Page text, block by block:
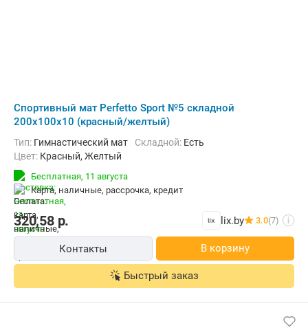
Cпортивный мат Perfetto Sport №5 складной
200x100x10 (красный/желтый)
Тип: Гимнастический мат Складной: Есть
Цвет: Красный, Желтый
Бесплатная, 11 августа
карта, наличные, рассрочка, кредит
320,58р. lix.by 3.0(7) i
Контакты В корзину
Быстрый заказ